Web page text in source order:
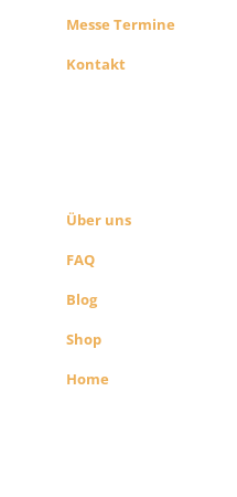
Messe Termine
Kontakt
Über uns
FAQ
Blog
Shop
Home